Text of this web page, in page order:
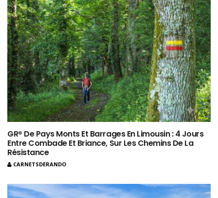
GR® De Pays Monts Et Barrages En Limousin : 4 Jours
Entre Combade Et Briance, Sur Les Chemins De La
Résistance
CARNETSDERANDO